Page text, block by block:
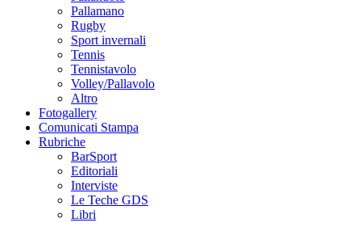
Pallamano
Rugby
Sport invernali
Tennis
Tennistavolo
Volley/Pallavolo
Altro
Fotogallery
Comunicati Stampa
Rubriche
BarSport
Editoriali
Interviste
Le Teche GDS
Libri